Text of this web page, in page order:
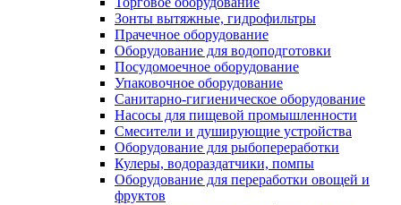
Зонты вытяжные, гидрофильтры
Прачечное оборудование
Оборудование для водоподготовки
Посудомоечное оборудование
Упаковочное оборудование
Санитарно-гигиеническое оборудование
Насосы для пищевой промышленности
Смесители и душирующие устройства
Оборудование для рыбопереработки
Кулеры, водораздатчики, помпы
Оборудование для переработки овощей и
фруктов